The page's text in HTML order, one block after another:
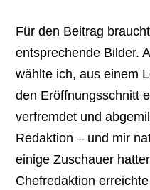
Für den Beitrag
entsprechende Bilder.
wählte ich, aus einem
den Eröffnungsschnitt
verfremdet und
Redaktion – und mir
einige Zuschauer
Chefredaktion